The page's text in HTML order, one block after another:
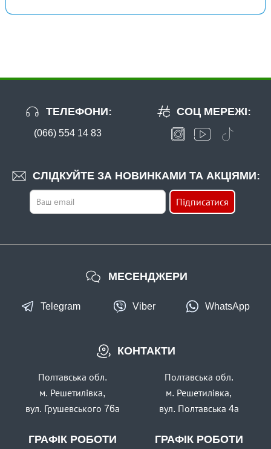
ТЕЛЕФОНИ:
(066) 554 14 83
СЛІДКУЙТЕ ЗА НОВИНКАМИ ТА АКЦІЯМИ:
Підписатися
СОЦ МЕРЕЖІ:
КОНТАКТИ
Полтавська обл.
м. Решетилівка,
вул. Грушевського 76а
ГРАФІК РОБОТИ
Полтавська обл.
м. Решетилівка,
вул. Полтавська 4а
ГРАФІК РОБОТИ
МЕСЕНДЖЕРИ
Telegram Viber WhatsApp